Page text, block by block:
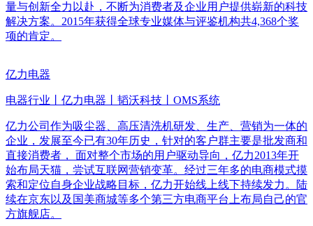
量与创新全力以赴，不断为消费者及企业用户提供崭新的科技
解决方案。2015年获得全球专业媒体与评鉴机构共4,368个奖
项的肯定。
亿力电器
电器行业丨亿力电器丨韬沃科技丨OMS系统
亿力公司作为吸尘器、高压清洗机研发、生产、营销为一体的
企业，发展至今已有30年历史，针对的客户群主要是批发商和
直接消费者， 面对整个市场的用户驱动导向，亿力2013年开
始布局天猫，尝试互联网营销变革。经过三年多的电商模式摸
索和定位自身企业战略目标，亿力开始线上线下持续发力。陆
续在京东以及国美商城等多个第三方电商平台上布局自己的官
方旗舰店。